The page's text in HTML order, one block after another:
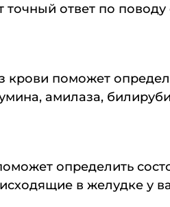
точный ответ по
поможет
амилаза,
определить
в желудке у